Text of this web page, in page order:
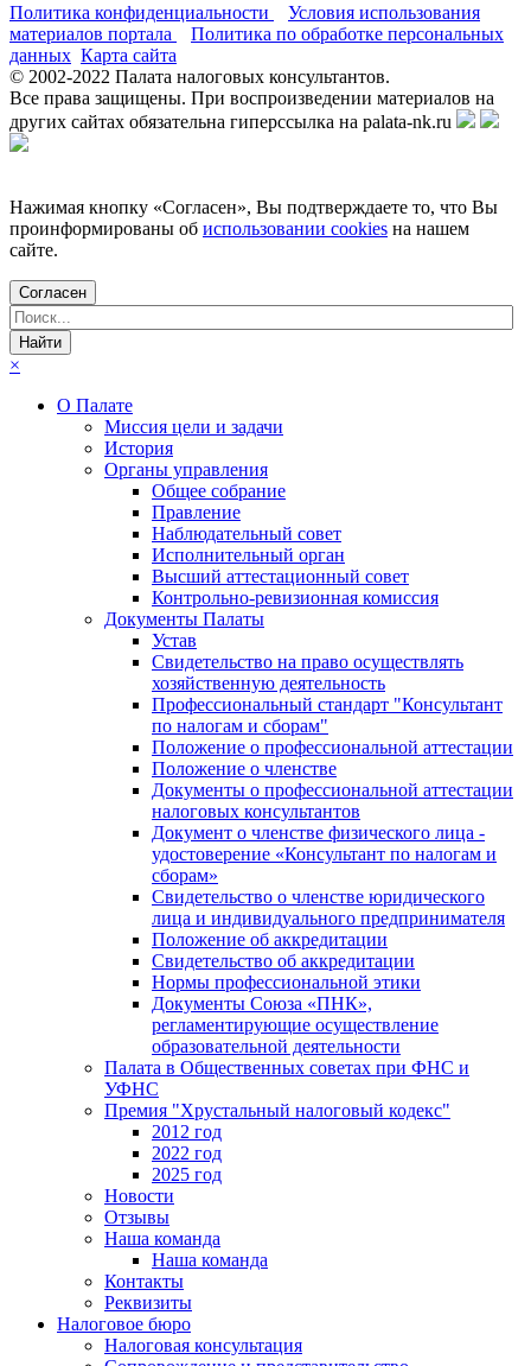
Политика конфиденциальности
Условия использования
материалов портала
Политика по обработке персональных
данных Карта сайта
© 2002-2022 Палата налоговых консультантов.
Все права защищены. При воспроизведении материалов на
других сайтах обязательна гиперссылка на palata-nk.ru
Нажимая кнопку «Согласен», Вы подтверждаете то, что Вы
проинформированы об использовании cookies на нашем
сайте.
Согласен
×
О Палате
Миссия цели и задачи
История
Органы управления
Общее собрание
Правление
Наблюдательный совет
Исполнительный орган
Высший аттестационный совет
Контрольно-ревизионная комиссия
Документы Палаты
Устав
Свидетельство на право осуществлять
хозяйственную деятельность
Профессиональный стандарт "Консультант
по налогам и сборам"
Положение о профессиональной аттестации
Положение о членстве
Документы о профессиональной аттестации
налоговых консультантов
Документ о членстве физического лица -
удостоверение «Консультант по налогам и
сборам»
Свидетельство о членстве юридического
лица и индивидуального предпринимателя
Положение об аккредитации
Свидетельство об аккредитации
Нормы профессиональной этики
Документы Союза «ПНК»,
регламентирующие осуществление
образовательной деятельности
Палата в Общественных советах при ФНС и
УФНС
Премия "Хрустальный налоговый кодекс"
2012 год
2022 год
2025 год
Новости
Отзывы
Наша команда
Наша команда
Контакты
Реквизиты
Налоговое бюро
Налоговая консультация